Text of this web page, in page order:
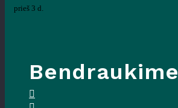
prieš 3 d.
Bendraukime